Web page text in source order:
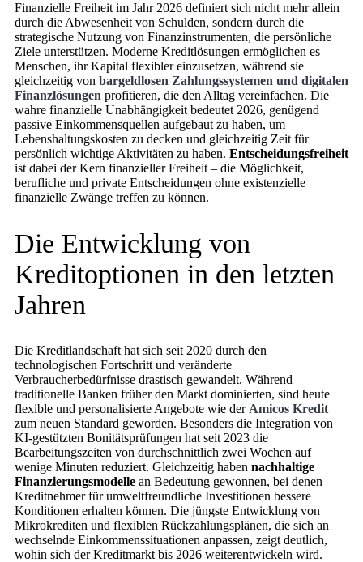
Finanzielle Freiheit im Jahr 2026 definiert sich nicht mehr allein
durch die Abwesenheit von Schulden, sondern durch die
strategische Nutzung von Finanzinstrumenten, die persönliche
Ziele unterstützen. Moderne Kreditlösungen ermöglichen es
Menschen, ihr Kapital flexibler einzusetzen, während sie
gleichzeitig von bargeldlosen Zahlungssystemen und digitalen
Finanzlösungen profitieren, die den Alltag vereinfachen. Die
wahre finanzielle Unabhängigkeit bedeutet 2026, genügend
passive Einkommensquellen aufgebaut zu haben, um
Lebenshaltungskosten zu decken und gleichzeitig Zeit für
persönlich wichtige Aktivitäten zu haben. Entscheidungsfreiheit
ist dabei der Kern finanzieller Freiheit – die Möglichkeit,
berufliche und private Entscheidungen ohne existenzielle
finanzielle Zwänge treffen zu können.
Die Entwicklung von
Kreditoptionen in den letzten
Jahren
Die Kreditlandschaft hat sich seit 2020 durch den
technologischen Fortschritt und veränderte
Verbraucherbedürfnisse drastisch gewandelt. Während
traditionelle Banken früher den Markt dominierten, sind heute
flexible und personalisierte Angebote wie der Amicos Kredit
zum neuen Standard geworden. Besonders die Integration von
KI-gestützten Bonitätsprüfungen hat seit 2023 die
Bearbeitungszeiten von durchschnittlich zwei Wochen auf
wenige Minuten reduziert. Gleichzeitig haben nachhaltige
Finanzierungsmodelle an Bedeutung gewonnen, bei denen
Kreditnehmer für umweltfreundliche Investitionen bessere
Konditionen erhalten können. Die jüngste Entwicklung von
Mikrokrediten und flexiblen Rückzahlungsplänen, die sich an
wechselnde Einkommenssituationen anpassen, zeigt deutlich,
wohin sich der Kreditmarkt bis 2026 weiterentwickeln wird.